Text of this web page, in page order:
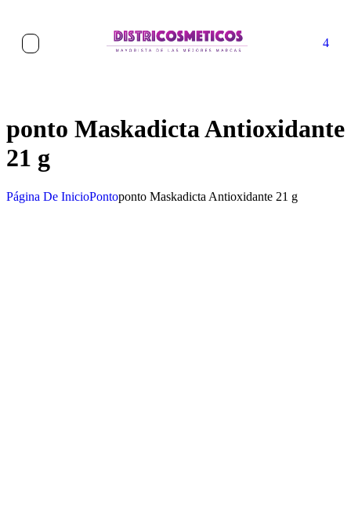
4
ponto Maskadicta Antioxidante
21 g
Página De InicioPontoponto Maskadicta Antioxidante 21 g